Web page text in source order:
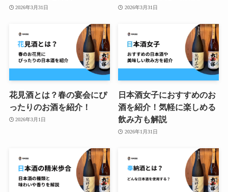
2026年3月31日 2026年3月31日
花見酒とは？春の宴会にぴ
ったりのお酒を紹介！
2026年3月1日
日本酒女子におすすめのお
酒を紹介！気軽に楽しめる
飲み方も解説
2026年1月31日